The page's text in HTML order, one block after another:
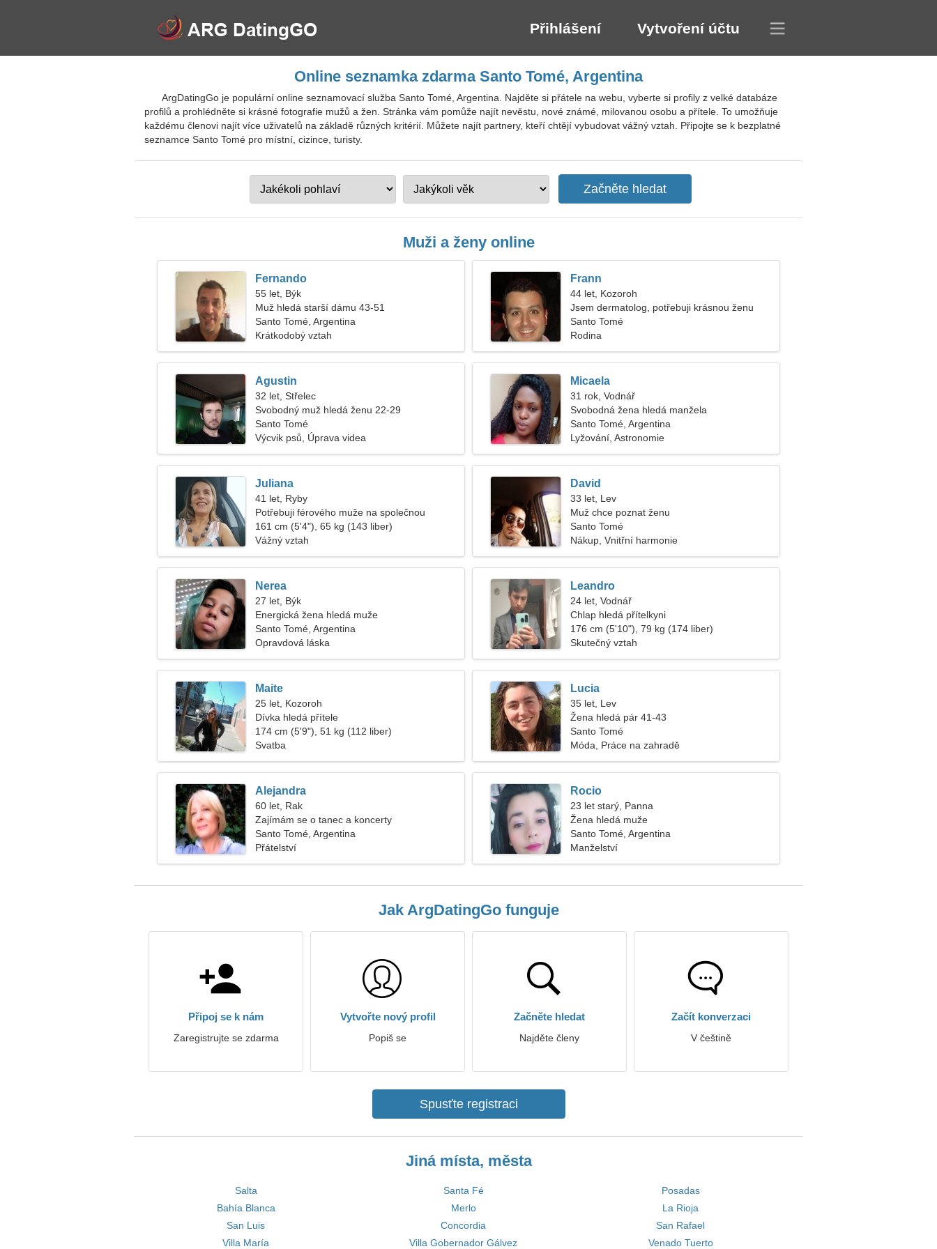
Přihlášení Vytvoření účtu
Online seznamka zdarma Santo Tomé, Argentina
ArgDatingGo je populární online seznamovací služba Santo Tomé, Argentina. Najděte si přátele na webu, vyberte si profily z velké databáze
profilů a prohlédněte si krásné fotografie mužů a žen. Stránka vám pomůže najít nevěstu, nové známé, milovanou osobu a přítele. To umožňuje
každému členovi najít více uživatelů na základě různých kritérií. Můžete najít partnery, kteří chtějí vybudovat vážný vztah. Připojte se k bezplatné
seznamce Santo Tomé pro místní, cizince, turisty.
Muži a ženy online
Fernando
55 let, Býk
Muž hledá starší dámu 43-51
Santo Tomé, Argentina
Krátkodobý vztah
Frann
44 let, Kozoroh
Jsem dermatolog, potřebuji krásnou ženu
Santo Tomé
Rodina
Agustin
32 let, Střelec
Svobodný muž hledá ženu 22-29
Santo Tomé
Výcvik psů, Úprava videa
Micaela
31 rok, Vodnář
Svobodná žena hledá manžela
Santo Tomé, Argentina
Lyžování, Astronomie
Juliana
41 let, Ryby
Potřebuji férového muže na společnou
procházku
161 cm (5'4"), 65 kg (143 liber)
Vážný vztah
David
33 let, Lev
Muž chce poznat ženu
Santo Tomé
Nákup, Vnitřní harmonie
Nerea
27 let, Býk
Energická žena hledá muže
Santo Tomé, Argentina
Opravdová láska
Leandro
24 let, Vodnář
Chlap hledá přítelkyni
176 cm (5'10"), 79 kg (174 liber)
Skutečný vztah
Maite
25 let, Kozoroh
Dívka hledá přítele
174 cm (5'9"), 51 kg (112 liber)
Svatba
Lucia
35 let, Lev
Žena hledá pár 41-43
Santo Tomé
Móda, Práce na zahradě
Alejandra
60 let, Rak
Zajímám se o tanec a koncerty
Santo Tomé, Argentina
Přátelství
Rocio
23 let starý, Panna
Žena hledá muže
Santo Tomé, Argentina
Manželství
Jak ArgDatingGo funguje
Připoj se k nám
Zaregistrujte se zdarma
Vytvořte nový profil
Popiš se
Začněte hledat
Najděte členy
Začít konverzaci
V češtině
Spusťte registraci
Jiná místa, města
Salta Santa Fé
Posadas
Bahía Blanca
Merlo
La Rioja
San Luis
Concordia
San Rafael
Villa María
Villa Gobernador Gálvez Venado Tuerto